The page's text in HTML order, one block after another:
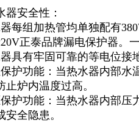
器安全性：
每组加热管均单独配有
正泰品牌漏电保护器。
具有牢固可靠的等电位接
护功能：当热水器内部水
止炉内温度过高。
护功能：当热水器内部压
安全隐患。